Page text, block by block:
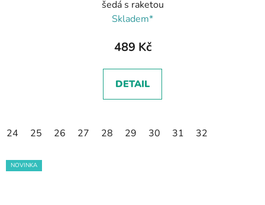
šedá s raketou
Skladem*
489 Kč
DETAIL
24 25 26 27 28 29 30 31 32
NOVINKA